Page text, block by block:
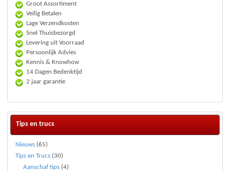
Groot Assortiment
Veilig Betalen
Lage Verzendkosten
Snel Thuisbezorgd
Levering uit Voorraad
Persoonlijk Advies
Kennis & Knowhow
14 Dagen Bedenktijd
2 jaar garantie
Tips en trucs
Nieuws (65)
Tips en Trucs (30)
Aanschaf tips (4)